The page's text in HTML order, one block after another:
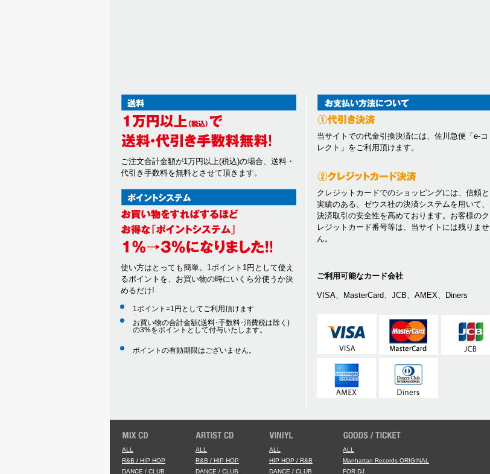
ご注文合計金額が1万円以上(税込)の場合、送料・
代引き手数料を無料とさせて頂きます。
使い方はとっても簡単。1ポイント1円として使え
るポイントを、お買い物の時にいくら分使うか決
めるだけ!
1ポイント=1円としてご利用頂けます
お買い物の合計金額(送料･手数料･消費税は除く)
の3%をポイントとして付与いたします。
ポイントの有効期限はございません。
当サイトでの代金引換決済には、佐川急便「e-コ
レクト」をご利用頂けます。
クレジットカードでのショッピングには、信頼と
実績のある、ゼウス社の決済システムを用いて、
決済取引の安全性を高めております。お客様のク
レジットカード番号等は、当サイトには残りませ
ん。
ご利用可能なカード会社
VISA、MasterCard、JCB、AMEX、Diners
ALL
R&B / HIP HOP
DANCE / CLUB
ALL
R&B / HIP HOP
DANCE / CLUB
ALL
HIP HOP / R&B
DANCE / CLUB
ALL
Manhattan Records ORIGINAL
FOR DJ